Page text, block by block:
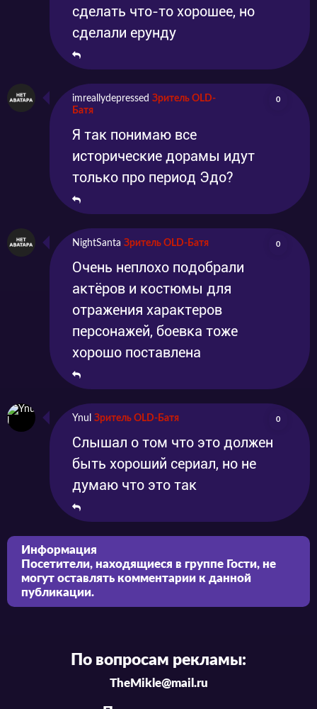
сделать что-то хорошее, но
сделали ерунду
imreallydepressed Зритель OLD-
Батя
0
Я так понимаю все
исторические дорамы идут
только про период Эдо?
NightSanta Зритель OLD-Батя 0
Очень неплохо подобрали
актёров и костюмы для
отражения характеров
персонажей, боевка тоже
хорошо поставлена
Ynul Зритель OLD-Батя 0
Слышал о том что это должен
быть хороший сериал, но не
думаю что это так
Информация
Посетители, находящиеся в группе Гости, не
могут оставлять комментарии к данной
публикации.
По вопросам рекламы:
TheMikle@mail.ru